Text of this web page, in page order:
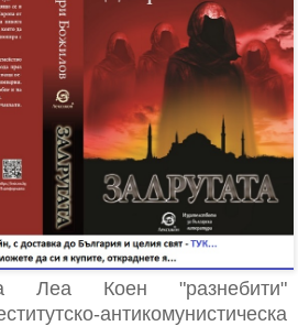
Леа Коен "разнебити"
антикомунистическа